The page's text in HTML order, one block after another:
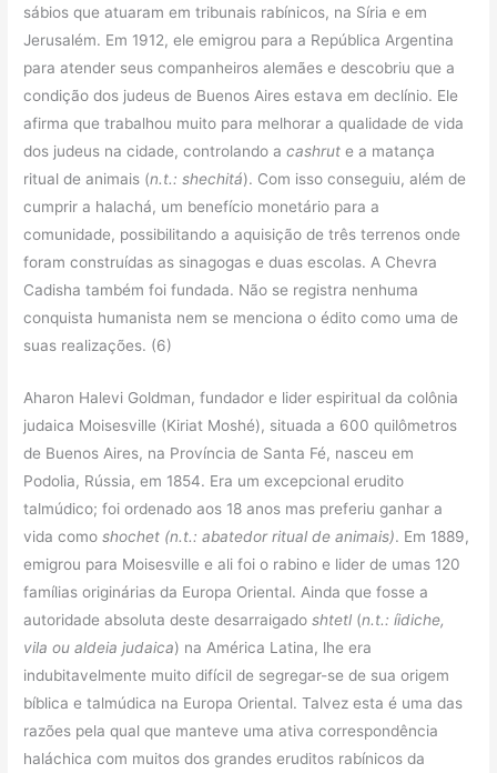
sábios que atuaram em tribunais rabínicos, na Síria e em
Jerusalém. Em 1912, ele emigrou para a República Argentina
para atender seus companheiros alemães e descobriu que a
condição dos judeus de Buenos Aires estava em declínio. Ele
afirma que trabalhou muito para melhorar a qualidade de vida
dos judeus na cidade, controlando acashrut e a matança
ritual de animais (n.t.: shechitá). Com isso conseguiu, além de
cumprir a halachá, um benefício monetário para a
comunidade, possibilitando a aquisição de três terrenos onde
foram construídas as sinagogas e duas escolas. A Chevra
Cadisha também foi fundada. Não se registra nenhuma
conquista humanista nem se menciona o édito como uma de
suas realizações. (6)
Aharon Halevi Goldman, fundador e lider espiritual da colônia
judaica Moisesville (Kiriat Moshé), situada a 600 quilômetros
de Buenos Aires, na Província de Santa Fé, nasceu em
Podolia, Rússia, em 1854. Era um excepcional erudito
talmúdico; foi ordenado aos 18 anos mas preferiu ganhar a
vida comoshochet (n.t.: abatedor ritual de animais). Em 1889,
emigrou para Moisesville e ali foi o rabino e lider de umas 120
famílias originárias da Europa Oriental. Ainda que fosse a
autoridade absoluta deste desarraigadoshtetl (n.t.: íidiche,
vila ou aldeia judaica) na América Latina, lhe era
indubitavelmente muito difícil de segregar-se de sua origem
bíblica e talmúdica na Europa Oriental. Talvez esta é uma das
razões pela qual que manteve uma ativa correspondência
haláchica com muitos dos grandes eruditos rabínicos da